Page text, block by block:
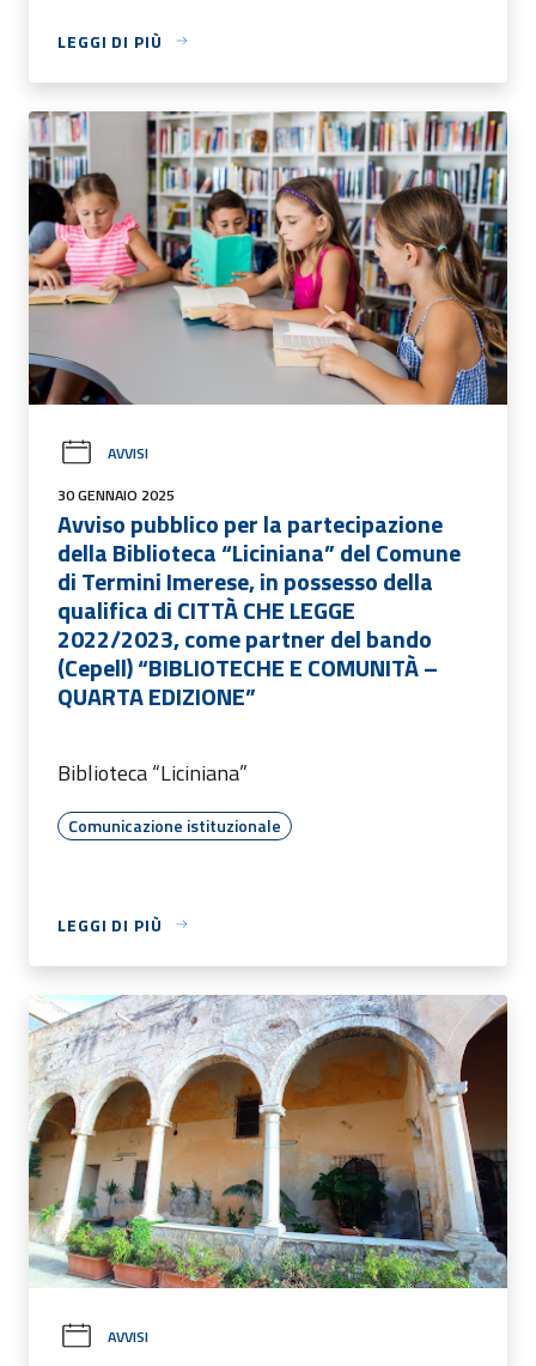
LEGGI DI PIÙ
AVVISI
30 GENNAIO 2025
Avviso pubblico per la partecipazione
della Biblioteca “Liciniana” del Comune
di Termini Imerese, in possesso della
qualifica di CITTÀ CHE LEGGE
2022/2023, come partner del bando
(Cepell) “BIBLIOTECHE E COMUNITÀ –
QUARTA EDIZIONE”
Biblioteca “Liciniana”
Comunicazione istituzionale
LEGGI DI PIÙ
AVVISI